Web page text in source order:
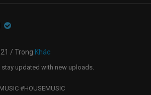
/ Trong Khác
updated with new uploads.
#HOUSEMUSIC